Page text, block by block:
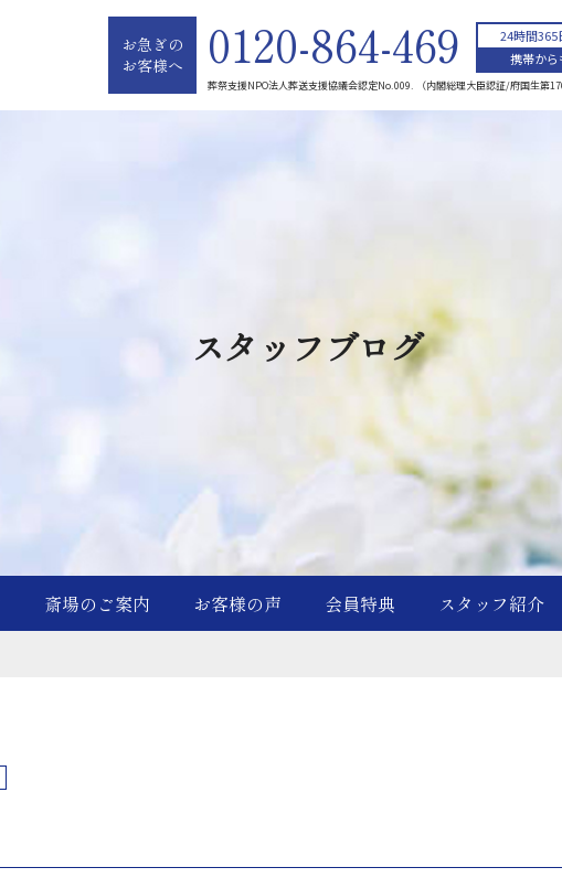
お急ぎの
お客様へ
0120-864-469
24時間365
携帯か
葬祭支援NPO法人葬送支援協議会認定No.009. （内閣総理大臣認証/府国生第
スタッフブログ
斎場のご案内 お客様の声 会員特典 スタッフ紹介